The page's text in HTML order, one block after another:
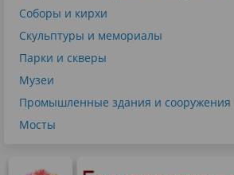
Соборы и кирхи
Скульптуры и мемориалы
Парки и скверы
Музеи
Промышленные здания и сооружения
Мосты